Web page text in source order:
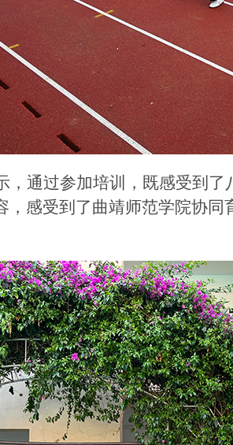
，通过参加培训，既感受到
，感受到了曲靖师范学院协